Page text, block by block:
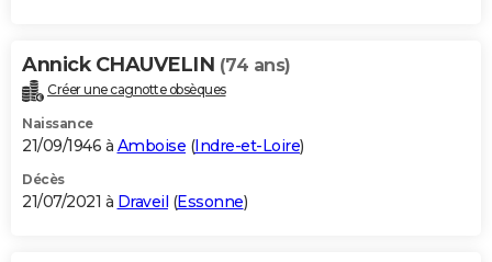
Annick CHAUVELIN (74 ans)
Créer une cagnotte obsèques
Naissance
21/09/1946 à Amboise (Indre-et-Loire)
Décès
21/07/2021 à Draveil (Essonne)